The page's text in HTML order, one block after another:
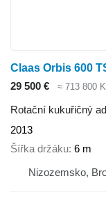
Claas Orbis 600
29 500 €
≈ 713 800
Rotační kukuřičný
2013
Šířka držáku 6 m
Nizozemsko,